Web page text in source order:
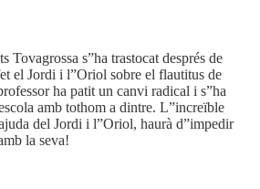
Tovagrossa s”ha trastocat després de
el Jordi i l”Oriol sobre el flautitus de
ha patit un canvi radical i s”ha
amb tothom a dintre. L”increïble
del Jordi i l”Oriol, haurà d”impedir
la seva!